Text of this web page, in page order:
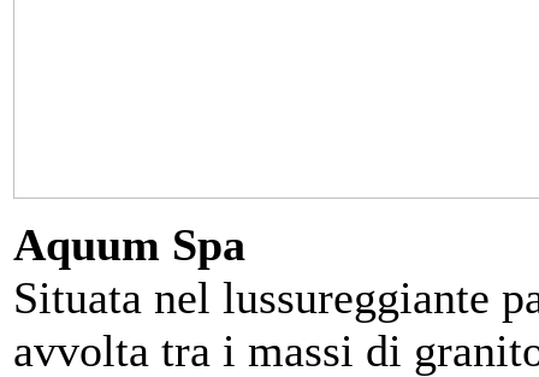
Aquum Spa
Situata nel lussureggiante
avvolta tra i massi di